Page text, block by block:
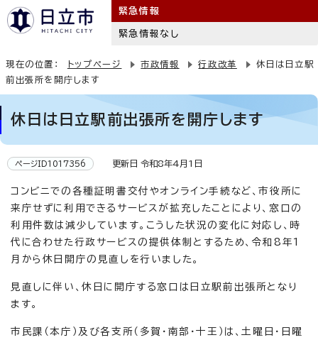
緊急情報
緊急情報なし
現在の位置： トップページ 市政情報 行政改革
休日は日立駅
前出張所を開庁します
休日は日立駅前出張所を開庁します
ページID1017356 更新日 令和8年4月1日
コンビニでの各種証明書交付やオンライン手続など、市役所に
来庁せずに利用できるサービスが拡充したことにより、窓口の
利用件数は減少しています。こうした状況の変化に対応し、時
代に合わせた行政サービスの提供体制とするため、令和8年1
月から休日開庁の見直しを行いました。
見直しに伴い、休日に開庁する窓口は日立駅前出張所となり
ます。
市民課（本庁）及び各支所（多賀・南部・十王）は、土曜日・日曜